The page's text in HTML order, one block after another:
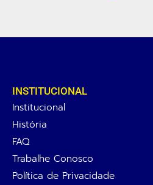
INSTITUCIONAL
Institucional
História
FAQ
Trabalhe Conosco
Política de Privacidade